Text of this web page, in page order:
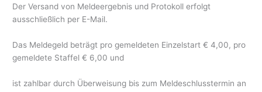
Der Versand von Meldeergebnis und Protokoll erfolgt
ausschließlich per E-Mail.
Das Meldegeld beträgt pro gemeldeten Einzelstart € 4,00, pro
gemeldete Staffel € 6,00 und
ist zahlbar durch Überweisung bis zum Meldeschlusstermin an